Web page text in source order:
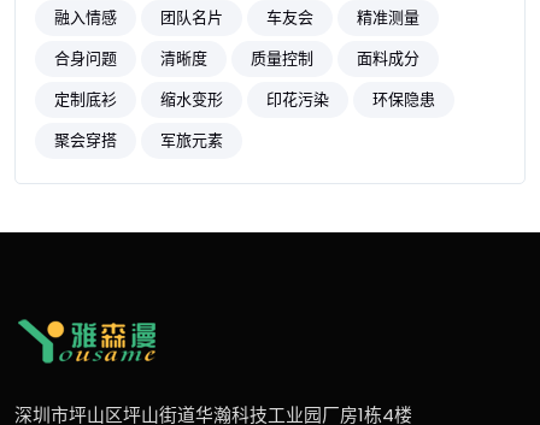
融入情感
团队名片 车友会
精准测量
合身问题
清晰度 质量控制
面料成分
定制底衫
缩水变形 印花污染
环保隐患
聚会穿搭
军旅元素
深圳市坪山区坪山街道华瀚科技工业园厂房1栋4楼